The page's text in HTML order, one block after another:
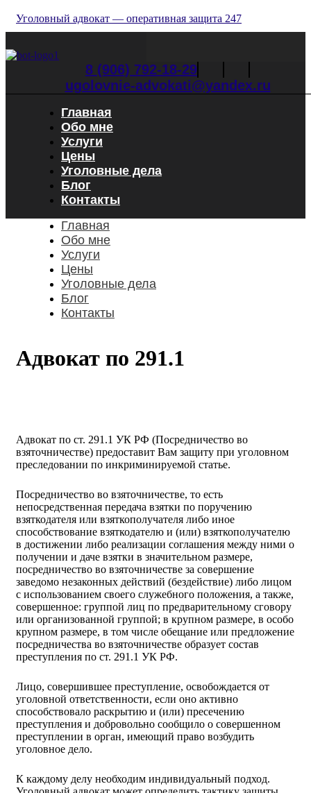
the
Уголовный адвокат — оперативная защита 247
8 (906) 792-18-29
ugolovnie-advokati@yandex.ru
Главная
Обо мне
Услуги
Цены
Уголовные дела
Блог
Контакты
Главная
Обо мне
Услуги
Цены
Уголовные дела
Блог
Контакты
Адвокат по 291.1
Адвокат по ст. 291.1 УК РФ (Посредничество во
взяточничестве) предоставит Вам защиту при уголовном
преследовании по инкриминируемой статье.
Посредничество во взяточничестве, то есть
непосредственная передача взятки по поручению
взяткодателя или взяткополучателя либо иное
способствование взяткодателю и (или) взяткополучателю
в достижении либо реализации соглашения между ними о
получении и даче взятки в значительном размере,
посредничество во взяточничестве за совершение
заведомо незаконных действий (бездействие) либо лицом
с использованием своего служебного положения, а также,
совершенное: группой лиц по предварительному сговору
или организованной группой; в крупном размере, в особо
крупном размере, в том числе обещание или предложение
посредничества во взяточничестве образует состав
преступления по ст. 291.1 УК РФ.
Лицо, совершившее преступление, освобождается от
уголовной ответственности, если оно активно
способствовало раскрытию и (или) пресечению
преступления и добровольно сообщило о совершенном
преступлении в орган, имеющий право возбудить
уголовное дело.
К каждому делу необходим индивидуальный подход.